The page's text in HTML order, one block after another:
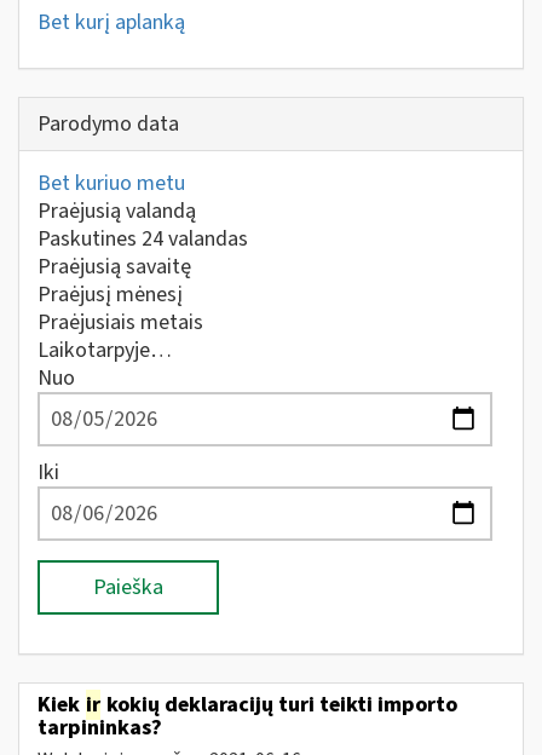
Bet kurį aplanką
Parodymo data
Bet kuriuo metu
Praėjusią valandą
Paskutines 24 valandas
Praėjusią savaitę
Praėjusį mėnesį
Praėjusiais metais
Laikotarpyje…
Nuo
Iki
Paieška
Kiek ir kokių deklaracijų turi teikti importo
tarpininkas?